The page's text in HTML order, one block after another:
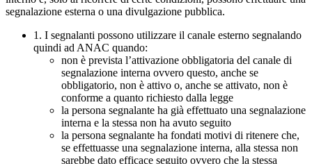
segnalazione esterna o una divulgazione pubblica.
1. I segnalanti possono utilizzare il canale esterno segnalando
quindi ad ANAC quando:
non è prevista l’attivazione obbligatoria del canale di
segnalazione interna ovvero questo, anche se
obbligatorio, non è attivo o, anche se attivato, non è
conforme a quanto richiesto dalla legge
la persona segnalante ha già effettuato una segnalazione
interna e la stessa non ha avuto seguito
la persona segnalante ha fondati motivi di ritenere che,
se effettuasse una segnalazione interna, alla stessa non
sarebbe dato efficace seguito ovvero che la stessa